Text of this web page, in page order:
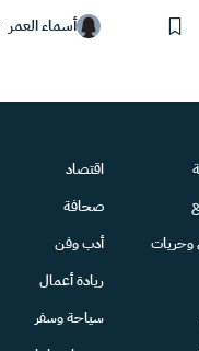
أسماء العمر
اقتصاد
صحافة
أدب وفن
ريادة أعمال
سياحة وسفر